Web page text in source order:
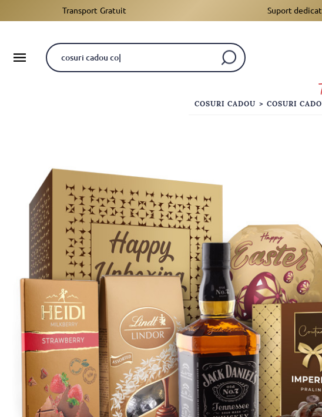
Transport Gratuit Suport dedicat
COSURI CADOU > COSURI